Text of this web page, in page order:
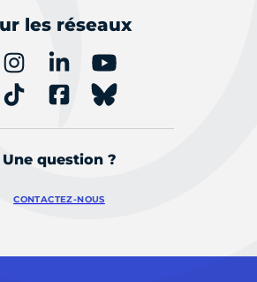
les réseaux
Une question ?
CONTACTEZ-NOUS